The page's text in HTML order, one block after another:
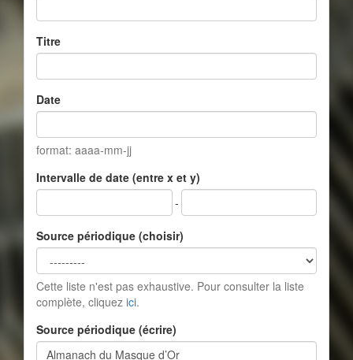
Titre
Date
format: aaaa-mm-jj
Intervalle de date (entre x et y)
-
Source périodique (choisir)
Cette liste n'est pas exhaustive. Pour consulter la liste
complète, cliquez ici.
Source périodique (écrire)